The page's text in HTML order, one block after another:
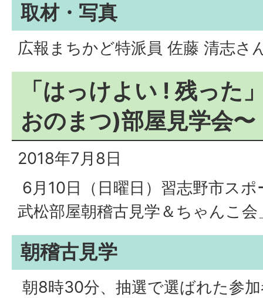
取材・写真
広報まちかど特派員 佐藤 清志さ
「はっけよい ! 残った
おのまつ)部屋見学会〜
2018年7月8日
6月10日（日曜日）習志野市ス
武松部屋朝稽古見学＆ちゃんこ
朝稽古見学
朝8時30分、抽選で選ばれた参